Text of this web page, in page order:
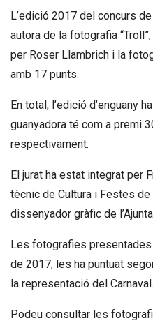
L’edició 2017 del concurs
autora de la fotografia
per Roser Llambrich i la
amb 17 punts.
En total, l’edició d’enguany
guanyadora té com a premi
respectivament.
El jurat ha estat integrat per
tècnic de Cultura i Festes de
dissenyador gràfic de
Les fotografies
de 2017, les ha puntuat
la representació del Carnaval.
Podeu consultar les